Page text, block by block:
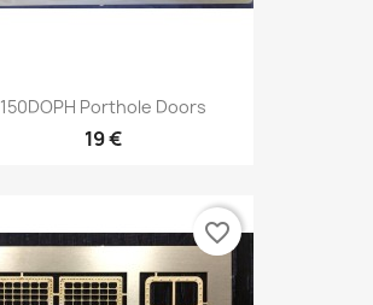
150DOPH Porthole Doors
19 €
favorite_border